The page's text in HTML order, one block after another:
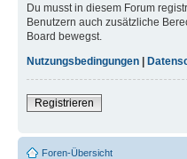
Du musst in diesem Forum
Benutzern auch zusätzliche
Board bewegst.
Nutzungsbedingungen |
Registrieren
Foren-Übersicht